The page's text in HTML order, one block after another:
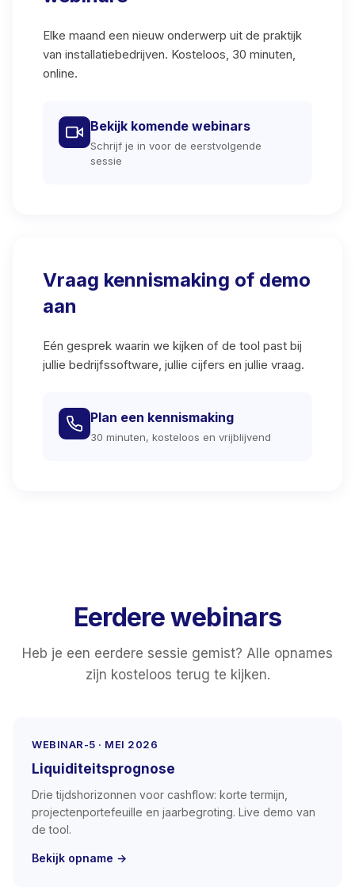
Elke maand een nieuw onderwerp uit de praktijk
van installatiebedrijven. Kosteloos, 30 minuten,
online.
Bekijk komende webinars
Schrijf je in voor de eerstvolgende
sessie
Vraag kennismaking of demo
aan
Eén gesprek waarin we kijken of de tool past bij
jullie bedrijfssoftware, jullie cijfers en jullie vraag.
Plan een kennismaking
30 minuten, kosteloos en vrijblijvend
Eerdere webinars
Heb je een eerdere sessie gemist? Alle opnames
zijn kosteloos terug te kijken.
WEBINAR-5 · MEI 2026
Liquiditeitsprognose
Drie tijdshorizonnen voor cashflow: korte termijn,
projectenportefeuille en jaarbegroting. Live demo van
de tool.
Bekijk opname →